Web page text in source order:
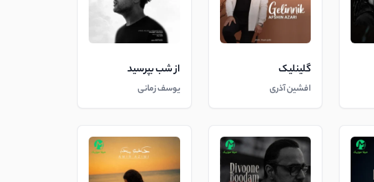
گلینلیک
افشین آذری
از شب بپرسید
یوسف زمانی